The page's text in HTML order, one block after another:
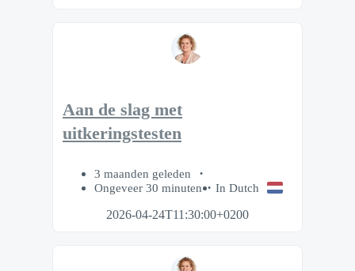
Aan de slag met
uitkeringstesten
3 maanden geleden
Ongeveer 30 minuten
In Dutch
2026-04-24T11:30:00+0200